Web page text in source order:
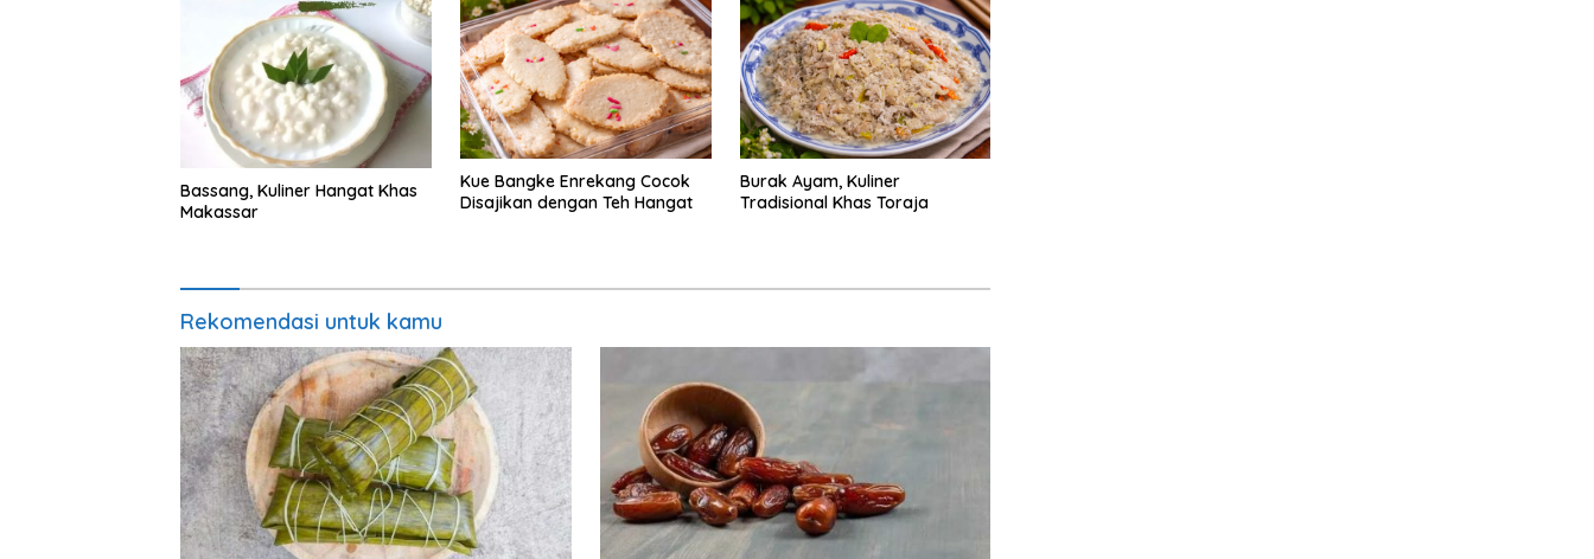
Bassang, Kuliner Hangat Khas
Makassar
Kue Bangke Enrekang Cocok
Disajikan dengan Teh Hangat
Burak Ayam, Kuliner
Tradisional Khas Toraja
Rekomendasi untuk kamu